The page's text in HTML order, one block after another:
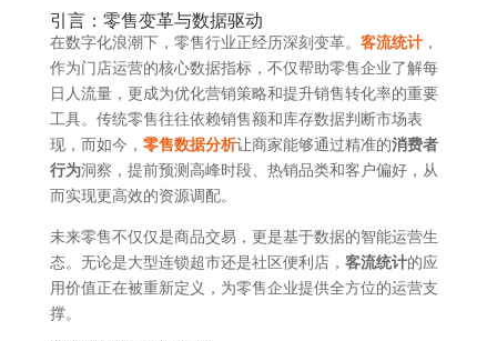
引言：零售变革与数据驱动
在数字化浪潮下，零售行业正经历深刻变革。 客流统计，
作为门店运营的核心数据指标，不仅帮助零售企业了解每
日人流量，更成为优化营销策略和提升销售转化率的重要
工具。传统零售往往依赖销售额和库存数据判断市场表
现，而如今， 零售数据分析让商家能够通过精准的消费者
行为洞察，提前预测高峰时段、热销品类和客户偏好，从
而实现更高效的资源调配。
未来零售不仅仅是商品交易，更是基于数据的智能运营生
态。无论是大型连锁超市还是社区便利店， 客流统计的应
用价值正在被重新定义，为零售企业提供全方位的运营支
撑。